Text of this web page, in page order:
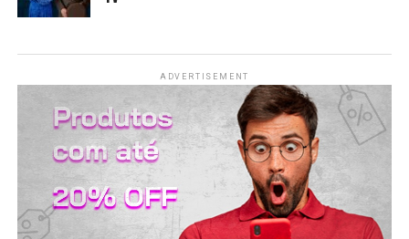
ENTREVISTAS
FINALIZAR COMPRA
HOME
LANÇAMENTOS
ADVERTISEMENT